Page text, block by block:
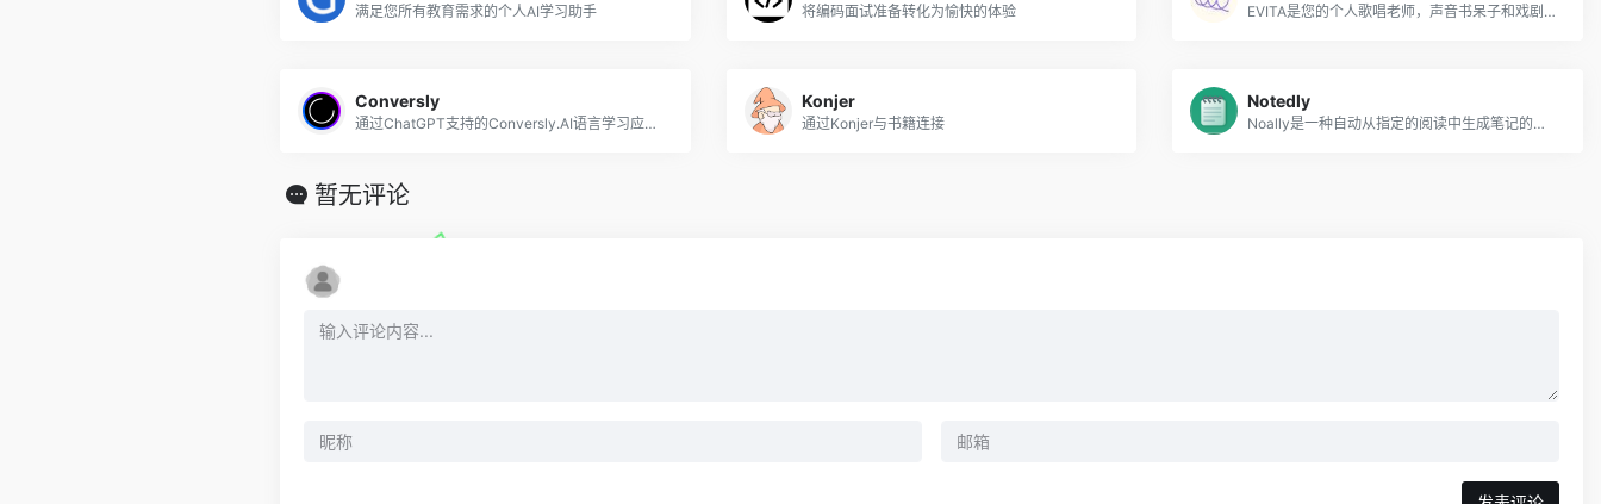
满足您所有教育需求的个人AI学习助手 将编码面试准备转化为愉快的体验 EVITA是您的个人歌唱老师，声音书呆子和戏剧演员，由AI提供动力
Conversly
通过ChatGPT支持的Conversly.AI语言学习应用程序增强会话技能
Konjer
通过Konjer与书籍连接
Notedly
Noally是一种自动从指定的阅读中生成笔记的工具，可帮助学生节省时间并更有效地理解复杂的内容。
暂无评论